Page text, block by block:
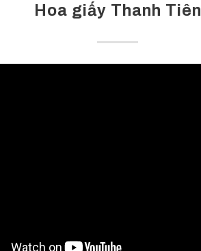
Hoa giấy Thanh Tiên